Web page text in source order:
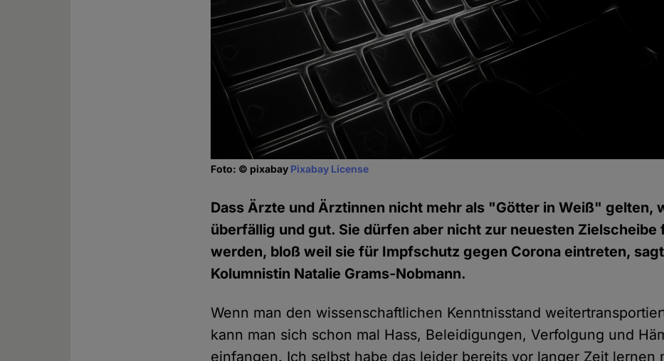
Foto: © pixabay Pixabay License
Dass Ärzte und Ärztinnen nicht mehr als "Götter in Weiß" gelten,
überfällig und gut. Sie dürfen aber nicht zur neuesten Zielscheibe
werden, bloß weil sie für Impfschutz gegen Corona eintreten,
Kolumnistin Natalie Grams-Nobmann.
Wenn man den wissenschaftlichen Kenntnisstand
kann man sich schon mal Hass, Beleidigungen, Verfolgung und
einfangen. Ich selbst habe das leider bereits vor langer Zeit lernen